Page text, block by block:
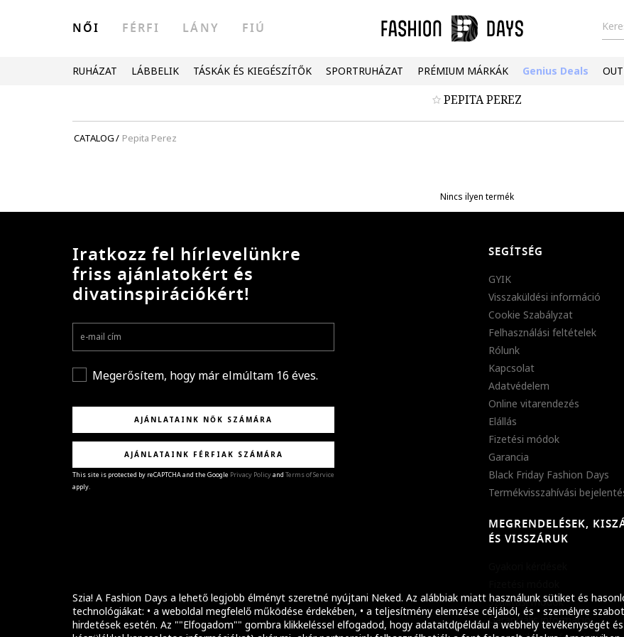
Szia! A Fashion Days a lehető legjobb élményt szeretné nyújtani Neked. Az alábbiak miatt használunk sütiket és
technológiákat: • a weboldal megfelelő működése érdekében, • a teljesítmény elemzése céljából, és • személyre
hirdetések esetén. Az ""Elfogadom"" gombra klikkeléssel elfogadod, hogy adataitd(például a webhely tevékenységét
NŐI FÉRFI LÁNY FIÚ
RUHÁZAT LÁBBELIK TÁSKÁK ÉS KIEGÉSZÍTŐK SPORTRUHÁZAT PRÉMIUM MÁRKÁK Genius Deals
PEPITA PEREZ
CATALOG/ Pepita Perez
Nincs ilyen termék
Iratkozz fel hírlevelünkre
friss ajánlatokért és
divatinspirációkért!
Megerősítem, hogy már elmúltam 16 éves.
AJÁNLATAINK NŐK SZÁMÁRA
AJÁNLATAINK FÉRFIAK SZÁMÁRA
This site is protected by reCAPTCHA and the Google Privacy Policyand Terms of Service
apply.
SEGÍTSÉG
GYIK
Visszaküldési információ
Cookie Szabályzat
Felhasználási feltételek
Rólunk
Kapcsolat
Adatvédelem
Online vitarendezés
Elállás
Fizetési módok
Garancia
Black Friday Fashion Days
Termékvisszahívási
MEGRENDELÉSEK,
ÉS VISSZÁRUK
Szállítási módok
Garanciális információ